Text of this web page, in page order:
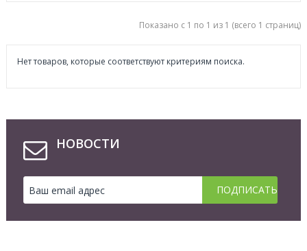
Показано с 1 по 1 из 1 (всего 1 страниц)
Нет товаров, которые соответствуют критериям поиска.
НОВОСТИ